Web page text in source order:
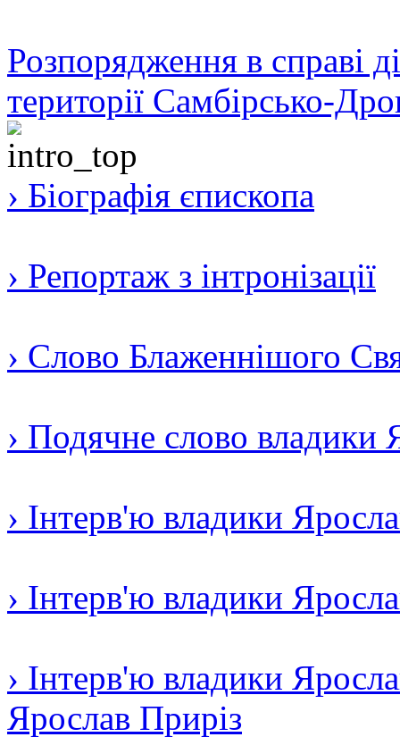
Розпорядження в справі
території Самбірсько-
› Біографія єпископа
› Репортаж з інтронізації
› Слово Блаженнішого
› Подячне слово владики
› Інтерв'ю владики
› Інтерв'ю владики
› Інтерв'ю владики
Ярослав Приріз